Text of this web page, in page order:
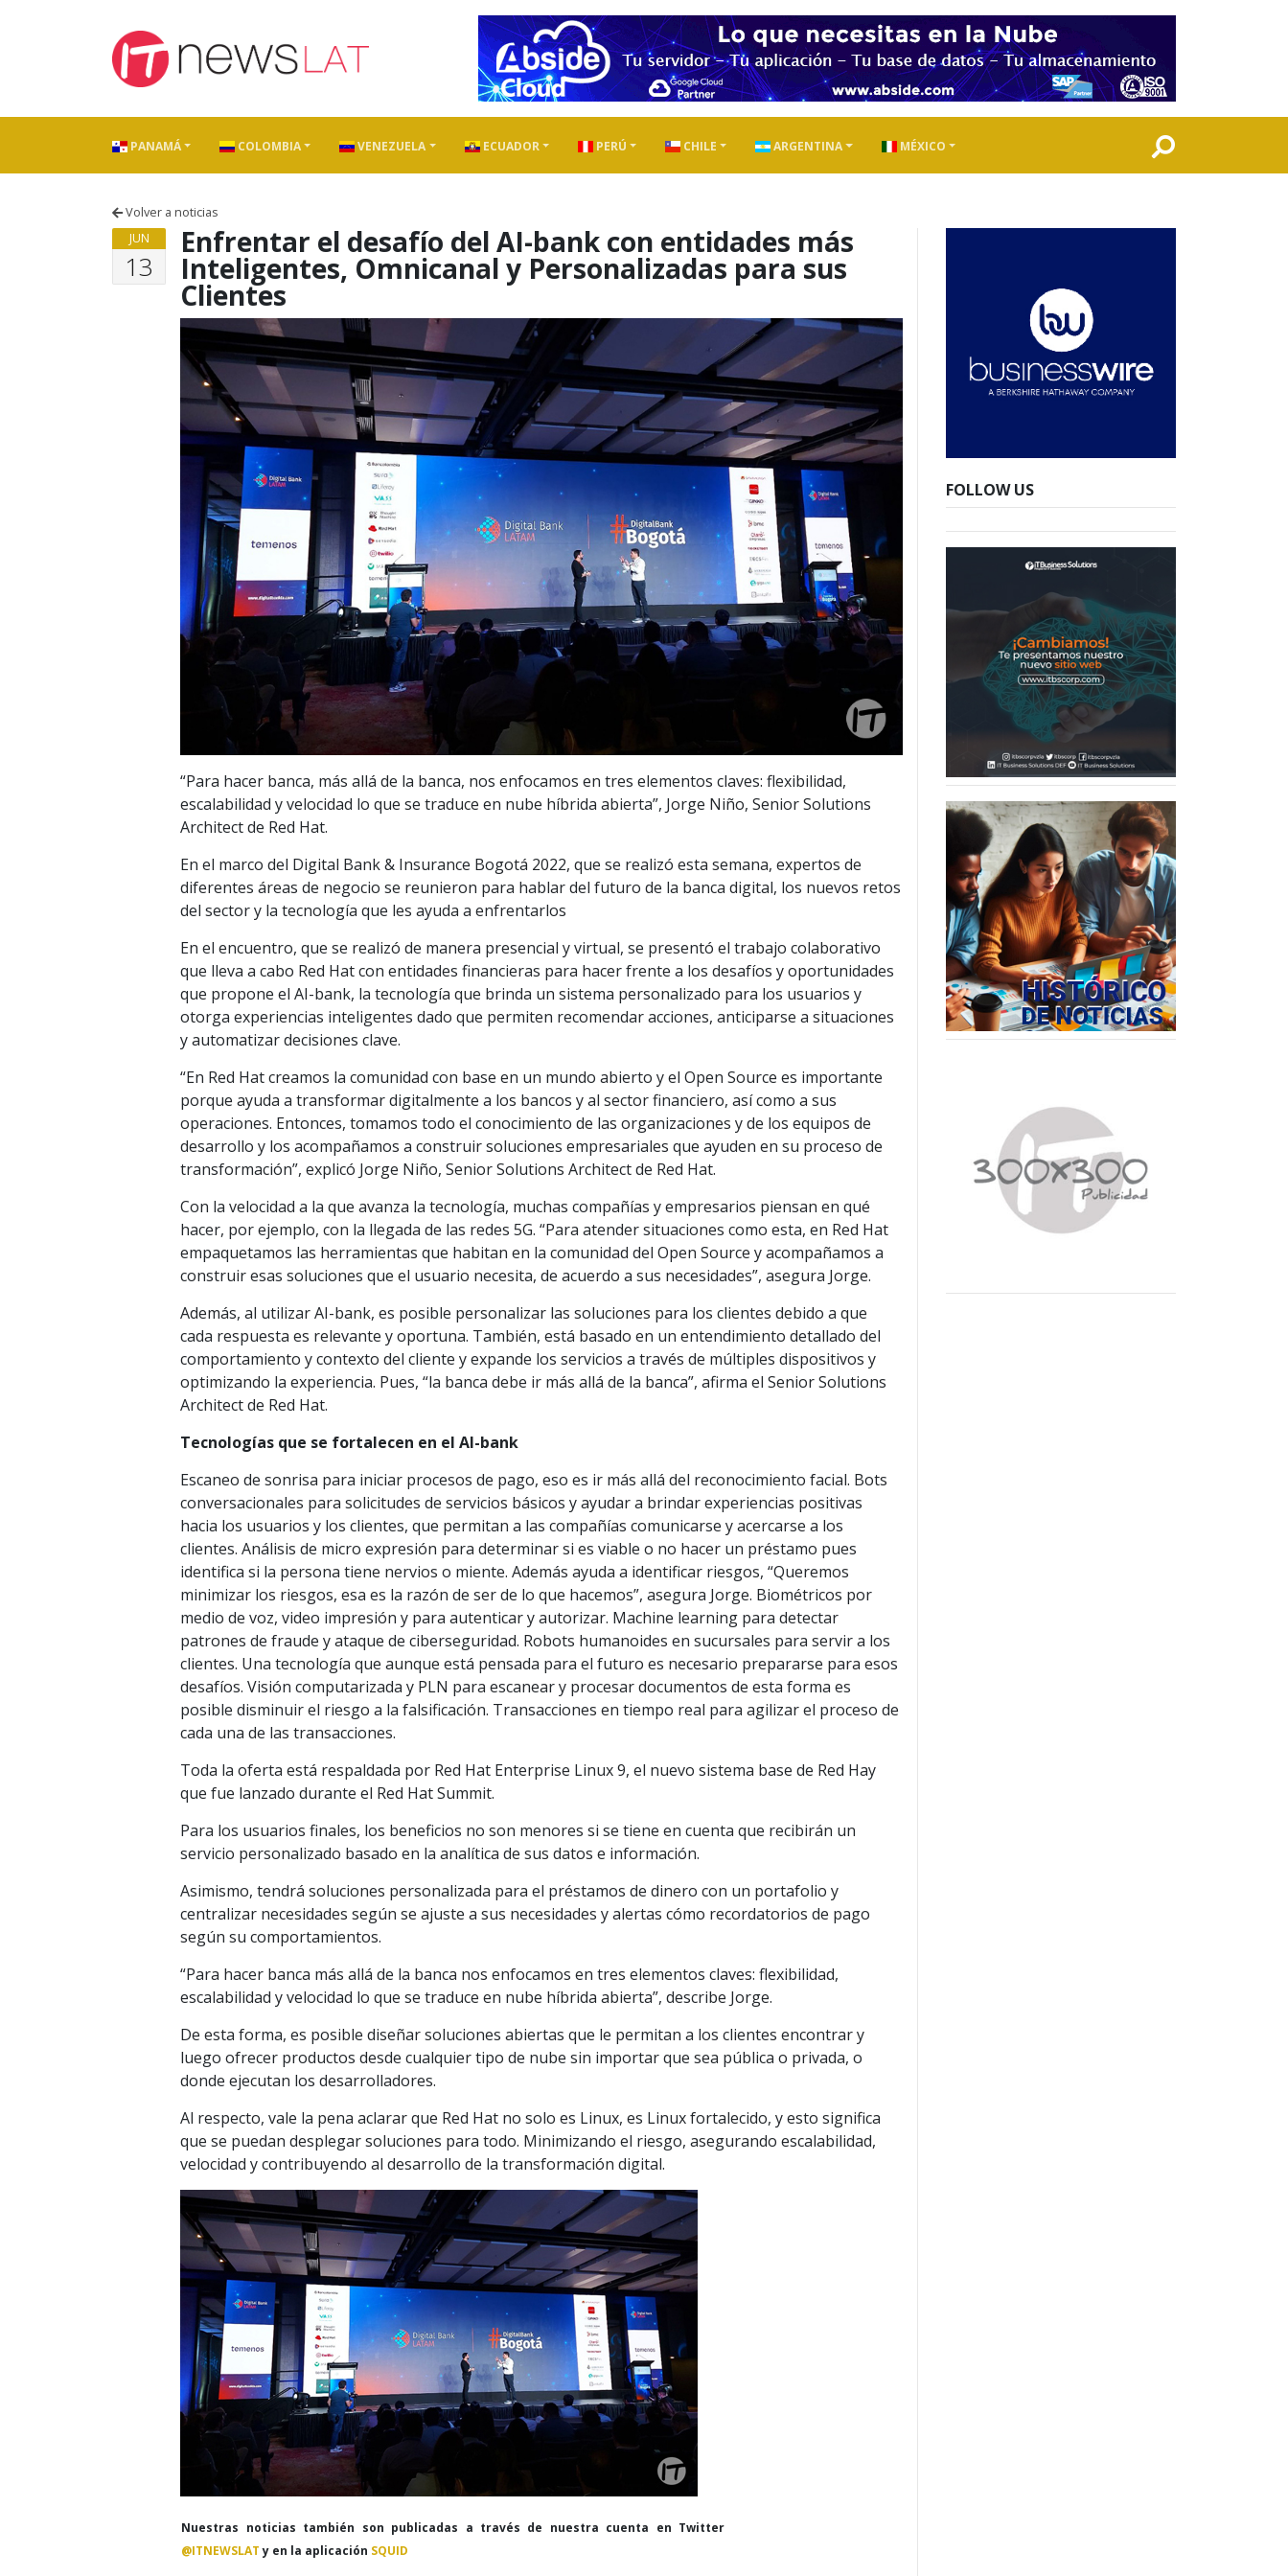
PANAMÁ COLOMBIA VENEZUELA ECUADOR PERÚ CHILE ARGENTINA MÉXICO
Volver a noticias
JUN
13
Enfrentar el desafío del AI-bank con entidades más
Inteligentes, Omnicanal y Personalizadas para sus
Clientes
“Para hacer banca, más allá de la banca, nos enfocamos en tres elementos claves: flexibilidad,
escalabilidad y velocidad lo que se traduce en nube híbrida abierta”, Jorge Niño, Senior Solutions
Architect de Red Hat.
En el marco del Digital Bank & Insurance Bogotá 2022, que se realizó esta semana, expertos de
diferentes áreas de negocio se reunieron para hablar del futuro de la banca digital, los nuevos retos
del sector y la tecnología que les ayuda a enfrentarlos
En el encuentro, que se realizó de manera presencial y virtual, se presentó el trabajo colaborativo
que lleva a cabo Red Hat con entidades financieras para hacer frente a los desafíos y oportunidades
que propone el AI-bank, la tecnología que brinda un sistema personalizado para los usuarios y
otorga experiencias inteligentes dado que permiten recomendar acciones, anticiparse a situaciones
y automatizar decisiones clave.
“En Red Hat creamos la comunidad con base en un mundo abierto y el Open Source es importante
porque ayuda a transformar digitalmente a los bancos y al sector financiero, así como a sus
operaciones. Entonces, tomamos todo el conocimiento de las organizaciones y de los equipos de
desarrollo y los acompañamos a construir soluciones empresariales que ayuden en su proceso de
transformación”, explicó Jorge Niño, Senior Solutions Architect de Red Hat.
Con la velocidad a la que avanza la tecnología, muchas compañías y empresarios piensan en qué
hacer, por ejemplo, con la llegada de las redes 5G. “Para atender situaciones como esta, en Red Hat
empaquetamos las herramientas que habitan en la comunidad del Open Source y acompañamos a
construir esas soluciones que el usuario necesita, de acuerdo a sus necesidades”, asegura Jorge.
Además, al utilizar AI-bank, es posible personalizar las soluciones para los clientes debido a que
cada respuesta es relevante y oportuna. También, está basado en un entendimiento detallado del
comportamiento y contexto del cliente y expande los servicios a través de múltiples dispositivos y
optimizando la experiencia. Pues, “la banca debe ir más allá de la banca”, afirma el Senior Solutions
Architect de Red Hat.
Tecnologías que se fortalecen en el AI-bank
Escaneo de sonrisa para iniciar procesos de pago, eso es ir más allá del reconocimiento facial. Bots
conversacionales para solicitudes de servicios básicos y ayudar a brindar experiencias positivas
hacia los usuarios y los clientes, que permitan a las compañías comunicarse y acercarse a los
clientes. Análisis de micro expresión para determinar si es viable o no hacer un préstamo pues
identifica si la persona tiene nervios o miente. Además ayuda a identificar riesgos, “Queremos
minimizar los riesgos, esa es la razón de ser de lo que hacemos”, asegura Jorge. Biométricos por
medio de voz, video impresión y para autenticar y autorizar. Machine learning para detectar
patrones de fraude y ataque de ciberseguridad. Robots humanoides en sucursales para servir a los
clientes. Una tecnología que aunque está pensada para el futuro es necesario prepararse para esos
desafíos. Visión computarizada y PLN para escanear y procesar documentos de esta forma es
posible disminuir el riesgo a la falsificación. Transacciones en tiempo real para agilizar el proceso de
cada una de las transacciones.
Toda la oferta está respaldada por Red Hat Enterprise Linux 9, el nuevo sistema base de Red Hay
que fue lanzado durante el Red Hat Summit.
Para los usuarios finales, los beneficios no son menores si se tiene en cuenta que recibirán un
servicio personalizado basado en la analítica de sus datos e información.
Asimismo, tendrá soluciones personalizada para el préstamos de dinero con un portafolio y
centralizar necesidades según se ajuste a sus necesidades y alertas cómo recordatorios de pago
según su comportamientos.
“Para hacer banca más allá de la banca nos enfocamos en tres elementos claves: flexibilidad,
escalabilidad y velocidad lo que se traduce en nube híbrida abierta”, describe Jorge.
De esta forma, es posible diseñar soluciones abiertas que le permitan a los clientes encontrar y
luego ofrecer productos desde cualquier tipo de nube sin importar que sea pública o privada, o
donde ejecutan los desarrolladores.
Al respecto, vale la pena aclarar que Red Hat no solo es Linux, es Linux fortalecido, y esto significa
que se puedan desplegar soluciones para todo. Minimizando el riesgo, asegurando escalabilidad,
velocidad y contribuyendo al desarrollo de la transformación digital.
Nuestras noticias también son publicadas a través de nuestra cuenta en Twitter
@ITNEWSLATy en la aplicación SQUID
FOLLOW US